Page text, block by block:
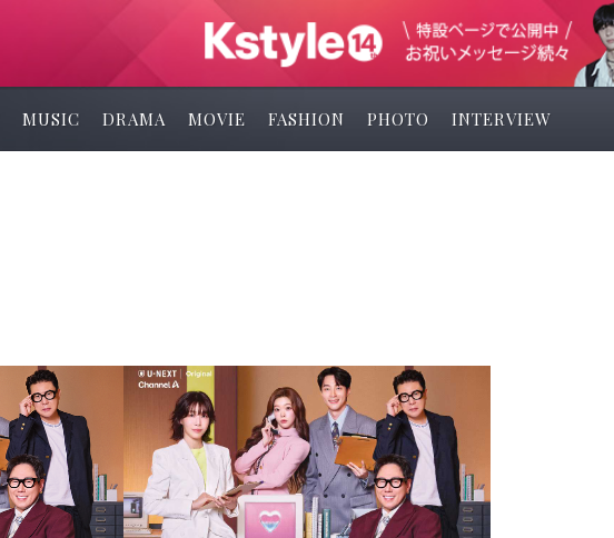
MUSIC DRAMA MOVIE FASHION PHOTO INTERVIEW